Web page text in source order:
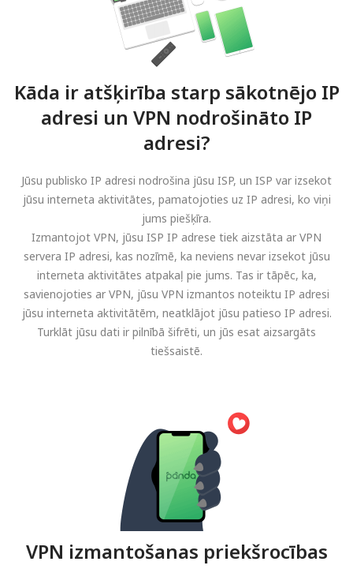
Kāda ir atšķirība starp sākotnējo IP
adresi un VPN nodrošināto IP
adresi?
Jūsu publisko IP adresi nodrošina jūsu ISP, un ISP var izsekot
jūsu interneta aktivitātes, pamatojoties uz IP adresi, ko viņi
jums piešķīra.
Izmantojot VPN, jūsu ISP IP adrese tiek aizstāta ar VPN
servera IP adresi, kas nozīmē, ka neviens nevar izsekot jūsu
interneta aktivitātes atpakaļ pie jums. Tas ir tāpēc, ka,
savienojoties ar VPN, jūsu VPN izmantos noteiktu IP adresi
jūsu interneta aktivitātēm, neatklājot jūsu patieso IP adresi.
Turklāt jūsu dati ir pilnībā šifrēti, un jūs esat aizsargāts
tiešsaistē.
VPN izmantošanas priekšrocības